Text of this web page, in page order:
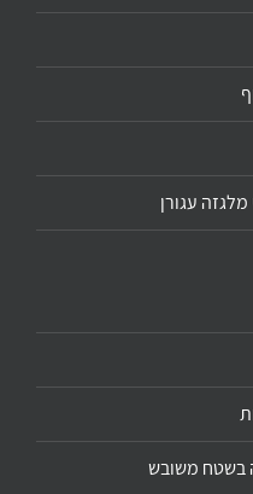
עגורן
בשטח משובש